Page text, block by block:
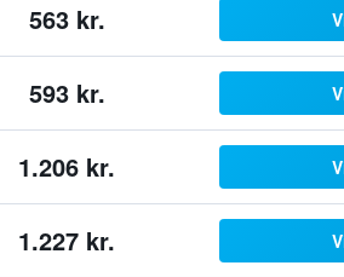
563 kr.
593 kr.
1.206 kr.
1.227 kr.